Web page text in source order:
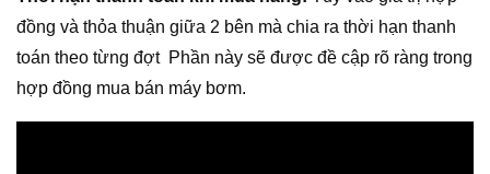
đồng và thỏa thuận giữa 2 bên mà chia ra thời hạn thanh
toán theo từng đợt Phần này sẽ được đề cập rõ ràng trong
hợp đồng mua bán máy bơm.